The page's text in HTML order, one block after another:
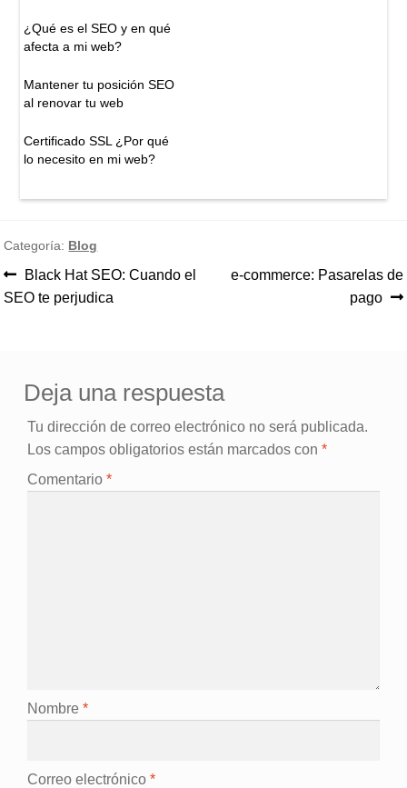
¿Qué es el SEO y en qué
afecta a mi web?
Mantener tu posición SEO
al renovar tu web
Certificado SSL ¿Por qué
lo necesito en mi web?
Categoría: Blog
Navegación
Anterior:
Black Hat SEO: Cuando el
SEO te perjudica
Siguiente:
e-commerce: Pasarelas de
pago
Deja una respuesta
Tu dirección de correo electrónico no será publicada.
Los campos obligatorios están marcados con *
Comentario *
Nombre *
Correo electrónico *